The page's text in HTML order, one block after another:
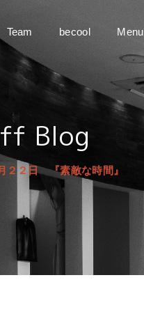
Team becool Menu
Blog
２２日 『素敵な時間』